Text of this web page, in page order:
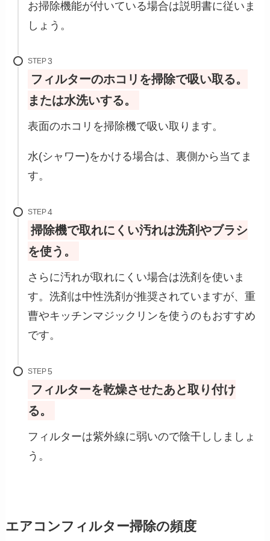
お掃除機能が付いている場合は説明書に従いま
しょう。
STEP
フィルターのホコリを掃除で吸い取る。
または水洗いする。
表面のホコリを掃除機で吸い取ります。
水(シャワー)をかける場合は、裏側から当てま
す。
STEP
掃除機で取れにくい汚れは洗剤やブラシ
を使う。
さらに汚れが取れにくい場合は洗剤を使いま
す。洗剤は中性洗剤が推奨されていますが、重
曹やキッチンマジックリンを使うのもおすすめ
です。
STEP
フィルターを乾燥させたあと取り付け
る。
フィルターは紫外線に弱いので陰干ししましょ
う。
エアコンフィルター掃除の頻度